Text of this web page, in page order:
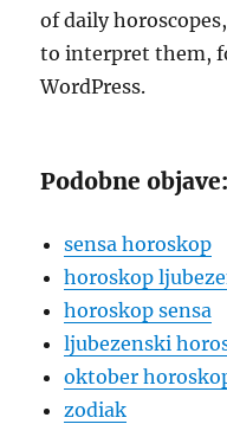
of daily
to interpret them,
WordPress.
Podobne objave:
sensa horoskop
horoskop
horoskop sensa
ljubezenski
oktober
zodiak